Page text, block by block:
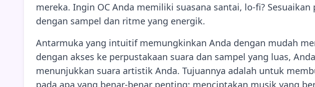
mereka. Ingin OC Anda memiliki suasana santai, lo-fi?
dengan sampel dan ritme yang energik.
Antarmuka yang intuitif memungkinkan Anda dengan mudah
dengan akses ke perpustakaan suara dan sampel yang luas,
menunjukkan suara artistik Anda. Tujuannya adalah untuk
pada apa yang benar-benar penting: menciptakan musik yang